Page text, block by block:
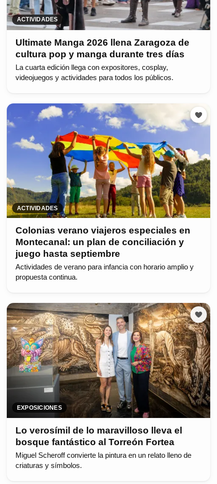
ACTIVIDADES
Ultimate Manga 2026 llena Zaragoza de
cultura pop y manga durante tres días
La cuarta edición llega con expositores, cosplay,
videojuegos y actividades para todos los públicos.
ACTIVIDADES
Colonias verano viajeros especiales en
Montecanal: un plan de conciliación y
juego hasta septiembre
Actividades de verano para infancia con horario amplio y
propuesta continua.
EXPOSICIONES
Lo verosímil de lo maravilloso lleva el
bosque fantástico al Torreón Fortea
Miguel Scheroff convierte la pintura en un relato lleno de
criaturas y símbolos.